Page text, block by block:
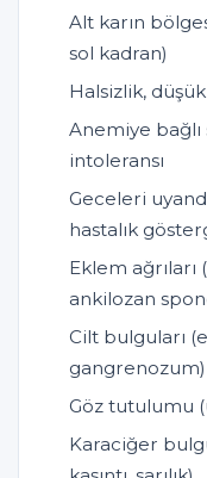
Alt karın
sol kadran)
Halsizlik,
Anemiye bağlı
intoleransı
Geceleri
hastalık
Eklem
ankilozan
Cilt bulguları
gangrenozum)
Göz tutulumu
Karaciğer